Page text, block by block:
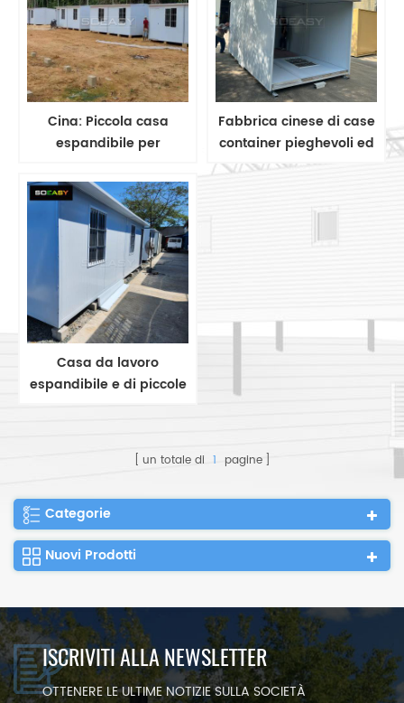
Cina: Piccola casa
espandibile per
un campo minerario,
sito di costruzione di un
campo petrolifero e di
gas
Fabbrica cinese di case
container pieghevoli ed
espandibili per rifugiati
Myanmar/Thailandia
Casa da lavoro
espandibile e di piccole
uomini in un campo
minerario
un totale di 1 pagine
Categorie
Nuovi Prodotti
ISCRIVITI ALLA NEWSLETTER
OTTENERE LE ULTIME NOTIZIE SULLA SOCIETÀ